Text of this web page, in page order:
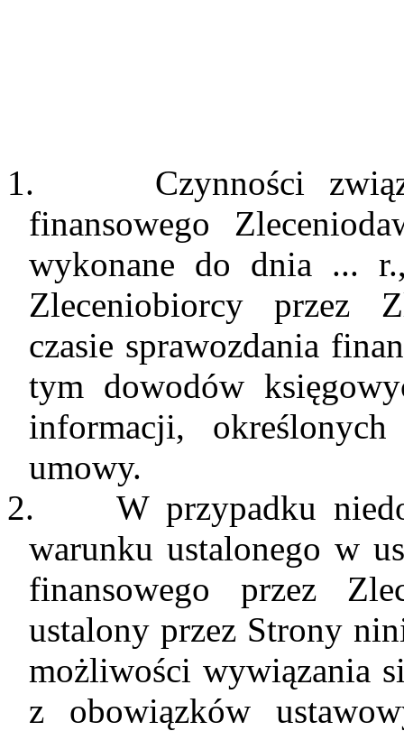
1.
Czynności
finansowego
wykonane do dnia ...
Zleceniobiorcy przez
czasie sprawozdania
tym dowodów
informacji,
umowy.
2.
W przypadku
warunku ustalonego w
finansowego przez
ustalony przez Strony
możliwości wywiązania
z obowiązków